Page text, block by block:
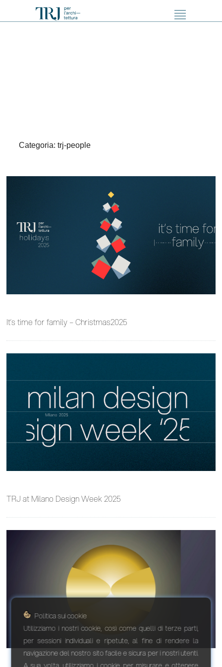
Categoria: trj-people
It’s time for family – Christmas2025
TRJ at Milano Design Week 2025
Politica sui cookie
Utilizziamo i nostri cookie, così come quelli di terze parti,
per sessioni individuali e ripetute, al fine di rendere la
navigazione del nostro sito facile e sicura per i nostri utenti.